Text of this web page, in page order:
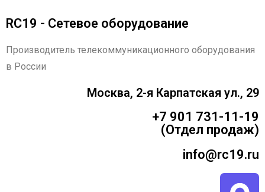
RC19 - Сетевое оборудование
Производитель телекоммуникационного оборудования
в России
Москва, 2-я Карпатская ул., 29
+7 901 731-11-19
(Отдел продаж)
info@rc19.ru